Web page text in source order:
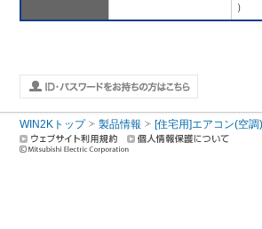
）
WIN2Kトップ 製品情報 [住宅用]エアコン(空